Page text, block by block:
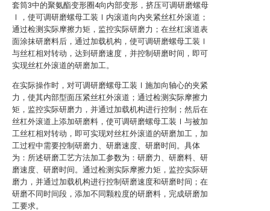
套筒3中的聚氨酯变形圈4向内部变形，挤压可调研磨螺母
Ⅰ，使可调研磨螺母工装Ⅰ内滚道向内夹紧丝杠外滚道；
通过检测实际摩擦力矩，监控实际研磨力；在丝杠滚道表
面涂抹研磨料后，通过加载机构，使可调研磨螺母工装Ⅰ
与丝杠相对转动，达到研磨速度，并控制研磨时间，即可
实现丝杠外滚道的研磨加工。
在实际操作时，对可调研磨螺母工装Ⅰ施加向轴心的夹紧
力，使其内部型面压紧丝杠外滚道；通过检测实际摩擦力
矩，监控实际研磨力，并通过加载机构进行控制；然后在
丝杠外滚道上添加研磨料，使可调研磨螺母工装Ⅰ与被加
工丝杠相对转动，即可实现对丝杠外滚道的研磨加工，加
工过程中需要控制研磨力、研磨速度、研磨时间。具体
为：所述研磨工艺方法加工参数为：研磨力、研磨料、研
磨速度、研磨时间。通过检测实际摩擦力矩，监控实际研
磨力，并通过加载机构进行控制研磨速度和研磨时间；在
研磨不同时间段，添加不同颗粒度的研磨料，完成研磨加
工要求。